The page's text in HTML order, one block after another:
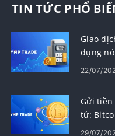
TIN TỨC PHỔ
Giao
dụng
22/07/
Gửi
tử:
29/07/